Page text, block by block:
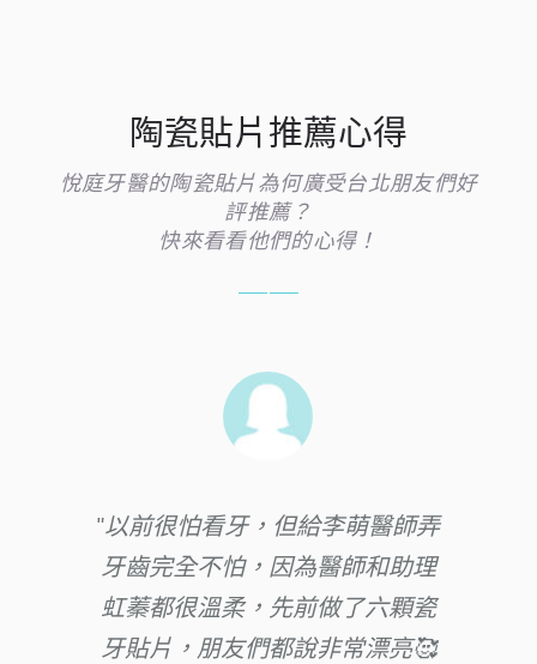
陶瓷貼片推薦心得
悅庭牙醫的陶瓷貼片為何廣受台北朋友們好
評推薦？
快來看看他們的心得！
因為從小沒有把牙齒顧好，常常
蛀牙補牙然後一口黃牙，無法開
懷大笑讓我一直很沒自信，生完
小孩之後，想說要好好正視牙齒